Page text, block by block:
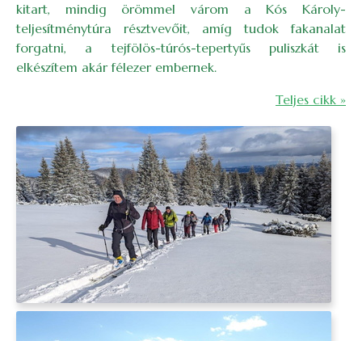
kitart, mindig örömmel várom a Kós Károly-
teljesítménytúra résztvevőit, amíg tudok fakanalat
forgatni, a tejfölös-túrós-tepertyűs puliszkát is
elkészítem akár félezer embernek.
Teljes cikk »